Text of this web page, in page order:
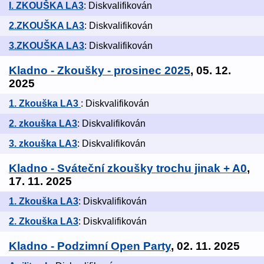
I. ZKOUŠKA LA3: Diskvalifikován
2.ZKOUŠKA LA3: Diskvalifikován
3.ZKOUŠKA LA3: Diskvalifikován
Kladno - Zkoušky - prosinec 2025, 05. 12.
2025
1. Zkouška LA3 : Diskvalifikován
2. zkouška LA3: Diskvalifikován
3. zkouška LA3: Diskvalifikován
Kladno - Sváteční zkoušky trochu jinak + A0,
17. 11. 2025
1. Zkouška LA3: Diskvalifikován
2. Zkouška LA3: Diskvalifikován
Kladno - Podzimní Open Party, 02. 11. 2025